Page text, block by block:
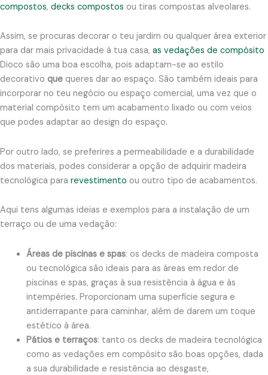
compostos, decks compostos ou tiras compostas alveolares.
Assim, se procuras decorar o teu jardim ou qualquer área exterior
para dar mais privacidade à tua casa, as vedações de compósito
Dioco são uma boa escolha, pois adaptam-se ao estilo
decorativo que queres dar ao espaço. São também ideais para
incorporar no teu negócio ou espaço comercial, uma vez que o
material compósito tem um acabamento lixado ou com veios
que podes adaptar ao design do espaço.
Por outro lado, se preferires a permeabilidade e a durabilidade
dos materiais, podes considerar a opção de adquirir madeira
tecnológica para revestimento ou outro tipo de acabamentos.
Aqui tens algumas ideias e exemplos para a instalação de um
terraço ou de uma vedação:
Áreas de piscinas e spas: os decks de madeira composta
ou tecnológica são ideais para as áreas em redor de
piscinas e spas, graças à sua resistência à água e às
intempéries. Proporcionam uma superfície segura e
antiderrapante para caminhar, além de darem um toque
estético à área.
Pátios e terraços: tanto os decks de madeira tecnológica
como as vedações em compósito são boas opções, dada
a sua durabilidade e resistência ao desgaste,